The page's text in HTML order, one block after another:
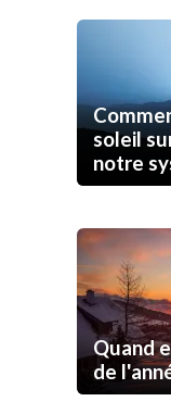
soleil
notre
Quand
de